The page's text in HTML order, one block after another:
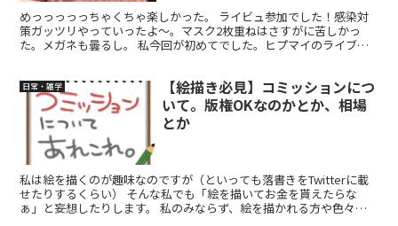
めっっっっっちゃくちゃ楽しかった。 ライビュ参加でした！感染対
策ガッツリやっていったよ〜。マスク2枚重ねはさすがに苦しかっ
た。メガネも曇るし。 私今回が初めてでした。ヒプマイのライブを
日常・雑学
【絵描き必見】コミッションにつ
いて。版権OKなのかとか、相場
とか
私は絵を描くのが趣味なのですが（といっても落書きをTwitterに載
せたりするくらい） そんな私でも「絵を描いてお金を貰えたらな
ぁ」と妄想したりします。 私のみならず、絵を描かれる方や色々な